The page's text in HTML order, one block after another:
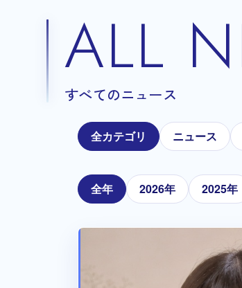
ALL
すべてのニュース
全カテゴリ ニュース
全年 2026年 2025年